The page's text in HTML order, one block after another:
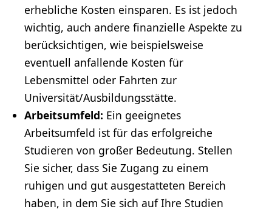
erhebliche Kosten einsparen. Es ist jedoch
wichtig, auch andere finanzielle Aspekte zu
berücksichtigen, wie beispielsweise
eventuell anfallende Kosten für
Lebensmittel oder Fahrten zur
Universität/Ausbildungsstätte.
Arbeitsumfeld: Ein geeignetes
Arbeitsumfeld ist für das erfolgreiche
Studieren von großer Bedeutung. Stellen
Sie sicher, dass Sie Zugang zu einem
ruhigen und gut ausgestatteten Bereich
haben, in dem Sie sich auf Ihre Studien